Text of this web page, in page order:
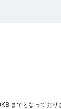
までとなっており